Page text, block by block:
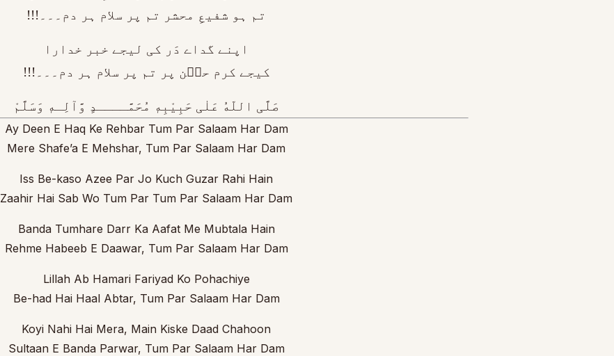
تم ہو شفیعِ محشر تم پر سلام ہر دم۔۔۔!!!
اپنے گداے دَر کی لیجے خبر خدارا
کیجے کرم حسؔن پر تم پر سلام ہر دم۔۔۔!!!
صَلَّی اللّهُ عَلٰی حَبِیْبِهٖ مُحَمَّــــدٍ وَّآلِـهٖ وَسَلَّمْ
Ay Deen E Haq Ke Rehbar Tum Par Salaam Har Dam
Mere Shafe’a E Mehshar, Tum Par Salaam Har Dam
Iss Be-kaso Azee Par Jo Kuch Guzar Rahi Hain
Zaahir Hai Sab Wo Tum Par Tum Par Salaam Har Dam
Banda Tumhare Darr Ka Aafat Me Mubtala Hain
Rehme Habeeb E Daawar, Tum Par Salaam Har Dam
Lillah Ab Hamari Fariyad Ko Pohachiye
Be-had Hai Haal Abtar, Tum Par Salaam Har Dam
Koyi Nahi Hai Mera, Main Kiske Daad Chahoon
Sultaan E Banda Parwar, Tum Par Salaam Har Dam